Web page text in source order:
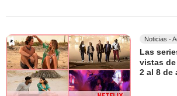
Noticias -
Las
vistas
2 al 8 de